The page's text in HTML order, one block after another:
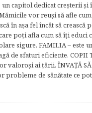
un capitol dedicat
vor reuşi să afle
în aşa fel încât să crească
poţi afla cum să îţi educi
sigure. FAMILIA – este
de sfaturi eficiente. COPII
valoroși ai țării. ÎNVAŢĂ
probleme de sănătate ce